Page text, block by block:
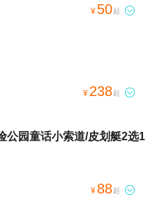
¥ 50起 
¥ 238起 
公园童话小索道/皮划艇2选1
¥ 88起 